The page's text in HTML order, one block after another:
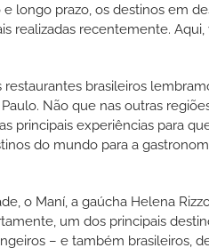
longo prazo, os destinos em
realizadas recentemente.
brasileiros
Não que nas outras
principais experiências para
do mundo para a
o Maní, a gaúcha Helena
um dos principais
– e também brasileiros,